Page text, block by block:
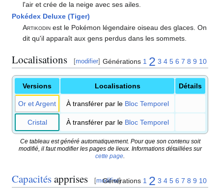
l'air et crée de la neige avec ses ailes.
Pokédex Deluxe (Tiger)
Artikodin est le Pokémon légendaire oiseau des glaces. On
dit qu'il apparaît aux gens perdus dans les sommets.
Localisations [modifier] Générations 1 2 3 4 5 6 7 8 9 10
Versions Localisations Détails
Or et Argent À transférer par le Bloc Temporel
Cristal À transférer par le Bloc Temporel
Ce tableau est généré automatiquement. Pour que son contenu soit
modifié, il faut modifier les pages de lieux. Informations détaillées sur
cette page
Capacitésapprises [modifier]
Générations 1 2 3 4 5 6 7 8 9 10